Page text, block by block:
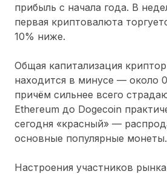
прибыль с начала года. В
первая криптовалюта
10% ниже.
Общая капитализация
находится в минусе — около
причём сильнее всего
Ethereum до Dogecoin
сегодня «красный» —
основные популярные монеты.
Настроения участников